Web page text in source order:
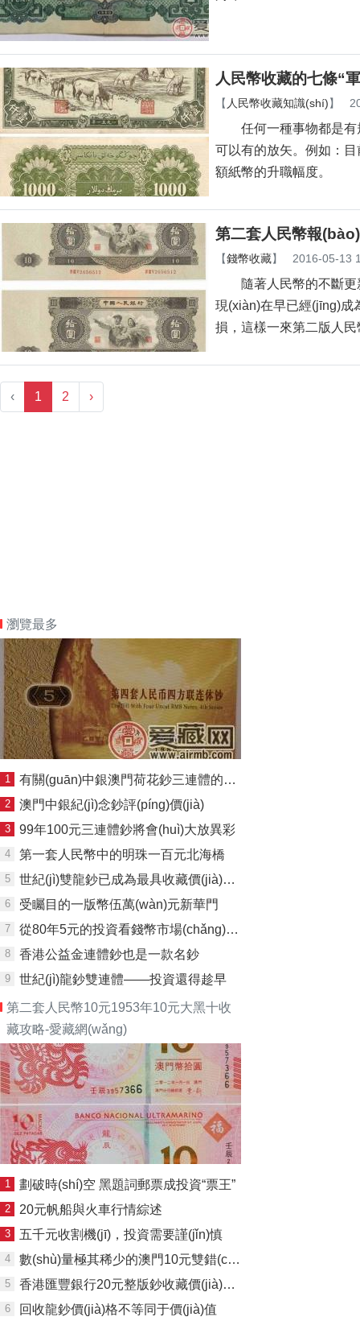
人民幣收藏的七條“
【 人民幣收藏知識(shí)】
任何一種事物都是有規
可以有的放矢。例如
額紙幣的升職幅度。
第二套人民幣報
【錢幣收藏】 2016-05-13
隨著人民幣的不斷更新
現(xiàn)在早已經(jīng)成
損，這樣一來第二版人民
‹ 1 2 ›
瀏覽最多
1 有關(guān)中銀澳門荷花鈔三連體的投資
2 澳門中銀紀(jì)念鈔評(píng)價(jià)
3 99年100元三連體鈔將會(huì)大放異彩
4 第一套人民幣中的明珠一百元北海橋
5 世紀(jì)雙龍鈔已成為最具收藏價(jià)值的紀(jì)念鈔
6 受矚目的一版幣伍萬(wàn)元新華門
7 從80年5元的投資看錢幣市場(chǎng)的發(fā)展
8 香港公益金連體鈔也是一款名鈔
9 世紀(jì)龍鈔雙連體——投資還得趁早
第二套人民幣10元1953年10元大黑十收
藏攻略-愛藏網(wǎng)
1 劃破時(shí)空 黑題詞郵票成投資“票王”
2 20元帆船與火車行情綜述
3 五千元收割機(jī)，投資需要謹(jǐn)慎
4 數(shù)量極其稀少的澳門10元雙錯(cuò)整版鈔
5 香港匯豐銀行20元整版鈔收藏價(jià)值之解析
6 回收龍鈔價(jià)格不等同于價(jià)值